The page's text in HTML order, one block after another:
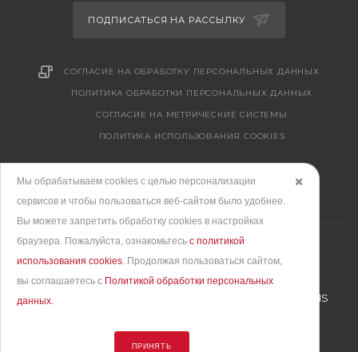
ПОДПИСАТЬСЯ НА РАССЫЛКУ
СОГЛАСИЕ НА ОБРАБОТКУ ПЕРСОНАЛЬНЫХ ДАННЫХ
ПОЛИТИКА ОБРАБОТКИ ПЕРСОНАЛЬНЫХ ДАННЫХ
CОГЛАСИЕ НА МЕТРИЧЕСКИЕ СИСТЕМЫ
ПОЛИТИКА ИСПОЛЬЗОВАНИЯ COOKIES
– интернет-агентство BREVIS
✖️
Мы обрабатываем cookies с целью персонализации
сервисов и чтобы пользоваться веб-сайтом было удобнее.
Вы можете запретить обработку сookies в настройках
браузера. Пожалуйста, ознакомьтесь с политикой
использования cookies. Продолжая пользоваться сайтом,
вы соглашаетесь с Политикой обработки персональных
данных.
ПРИНЯТЬ